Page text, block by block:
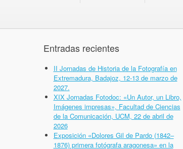
Entradas recientes
II Jornadas de Historia de la Fotografía en
Extremadura, Badajoz, 12-13 de marzo de
2027.
XIX Jornadas Fotodoc: «Un Autor, un Libro,
Imágenes impresas», Facultad de Ciencias
de la Comunicación, UCM, 22 de abril de
2026
Exposición «Dolores Gil de Pardo (1842–
1876) primera fotógrafa aragonesa» en la